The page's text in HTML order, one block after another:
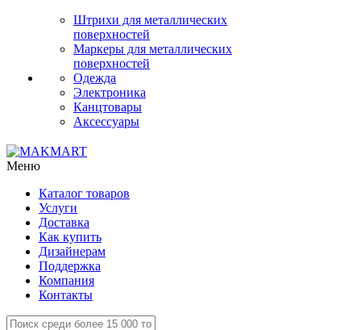
Штрихи для металлических
поверхностей
Маркеры для металлических
поверхностей
Одежда
Электроника
Канцтовары
Аксессуары
Меню
Каталог товаров
Услуги
Доставка
Как купить
Дизайнерам
Поддержка
Компания
Контакты